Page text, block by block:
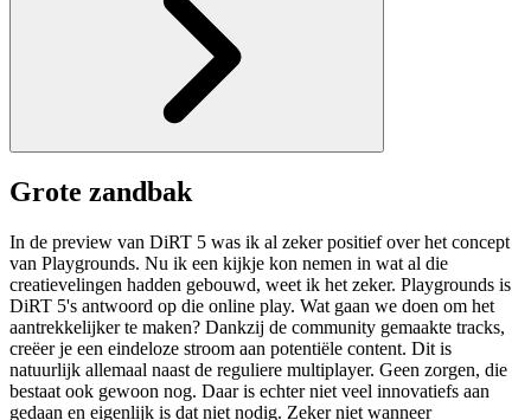
Grote zandbak
In de preview van DiRT 5 was ik al zeker positief over het concept
van Playgrounds. Nu ik een kijkje kon nemen in wat al die
creatievelingen hadden gebouwd, weet ik het zeker. Playgrounds is
DiRT 5's antwoord op die online play. Wat gaan we doen om het
aantrekkelijker te maken? Dankzij de community gemaakte tracks,
creëer je een eindeloze stroom aan potentiële content. Dit is
natuurlijk allemaal naast de reguliere multiplayer. Geen zorgen, die
bestaat ook gewoon nog. Daar is echter niet veel innovatiefs aan
gedaan en eigenlijk is dat niet nodig. Zeker niet wanneer